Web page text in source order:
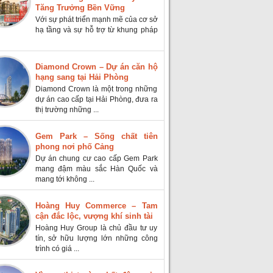
Tăng Trưởng Bền Vững
Với sự phát triển mạnh mẽ của cơ sở
hạ tầng và sự hỗ trợ từ khung pháp
Diamond Crown – Dự án căn hộ
hạng sang tại Hải Phòng
Diamond Crown là một trong những
dự án cao cấp tại Hải Phòng, đưa ra
thị trường những ...
Gem Park – Sống chất tiên
phong nơi phố Cảng
Dự án chung cư cao cấp Gem Park
mang đậm màu sắc Hàn Quốc và
mang tới không ...
Hoàng Huy Commerce – Tam
cận đắc lộc, vượng khí sinh tài
Hoàng Huy Group là chủ đầu tư uy
tín, sở hữu lượng lớn những công
trình có giá ...